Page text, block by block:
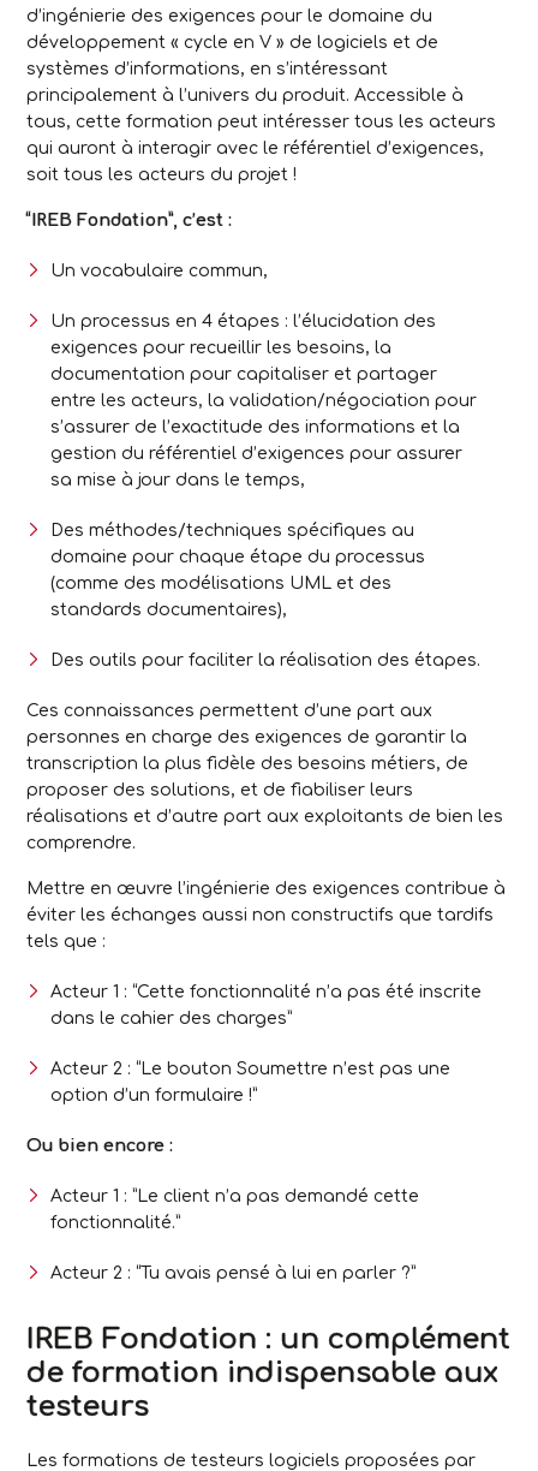
d’ingénierie des exigences pour le domaine du
développement « cycle en V » de logiciels et de
systèmes d’informations, en s’intéressant
principalement à l’univers du produit. Accessible à
tous, cette formation peut intéresser tous les acteurs
qui auront à interagir avec le référentiel d’exigences,
soit tous les acteurs du projet !
“IREB Fondation”, c’est :
Un vocabulaire commun,
Un processus en 4 étapes : l’élucidation des
exigences pour recueillir les besoins, la
documentation pour capitaliser et partager
entre les acteurs, la validation/négociation pour
s’assurer de l’exactitude des informations et la
gestion du référentiel d’exigences pour assurer
sa mise à jour dans le temps,
Des méthodes/techniques spécifiques au
domaine pour chaque étape du processus
(comme des modélisations UML et des
standards documentaires),
Des outils pour faciliter la réalisation des étapes.
Ces connaissances permettent d’une part aux
personnes en charge des exigences de garantir la
transcription la plus fidèle des besoins métiers, de
proposer des solutions, et de fiabiliser leurs
réalisations et d’autre part aux exploitants de bien les
comprendre.
Mettre en œuvre l’ingénierie des exigences contribue à
éviter les échanges aussi non constructifs que tardifs
tels que :
Acteur 1 : “Cette fonctionnalité n’a pas été inscrite
dans le cahier des charges”
Acteur 2 : “Le bouton Soumettre n’est pas une
option d’un formulaire !”
Ou bien encore :
Acteur 1 : ”Le client n’a pas demandé cette
fonctionnalité.”
Acteur 2 : “Tu avais pensé à lui en parler ?”
IREB Fondation : un complément
de formation indispensable aux
testeurs
Les formations de testeurs logiciels proposées par